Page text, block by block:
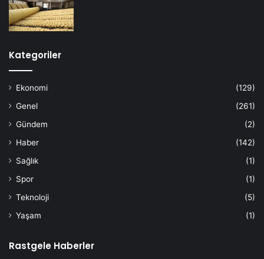
Kategoriler
Ekonomi
(129)
Genel
(261)
Gündem
(2)
Haber
(142)
Sağlık
(1)
Spor
(1)
Teknoloji
(5)
Yaşam
(1)
Rastgele Haberler